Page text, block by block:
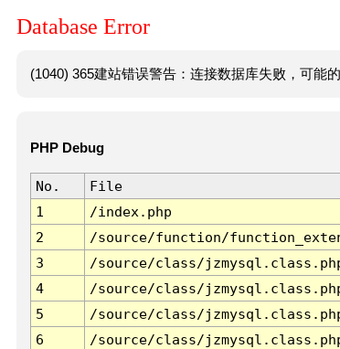
Database Error
(1040) 365建站错误警告：连接数据库失败，可能
PHP Debug
No. File
1
/index.php
2
/source/function/
3
/source/class/
4
/source/class/
5
/source/class/
6
/source/class/